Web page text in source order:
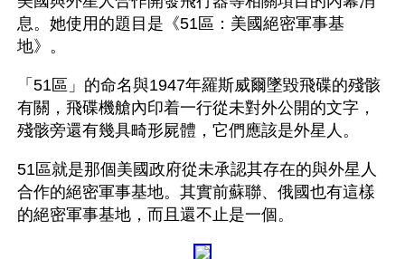
息。她使用的題目是《51區：美國絕密軍事基
地》。
「51區」的命名與1947年羅斯威爾墜毀飛碟的殘骸
有關，飛碟機艙內印着一行從未對外公開的文字，
殘骸旁還有幾具畸形屍體，它們應該是外星人。
51區就是那個美國政府從未承認其存在的與外星人
合作的絕密軍事基地。其實前蘇聯、俄國也有這樣
的絕密軍事基地，而且還不止是一個。